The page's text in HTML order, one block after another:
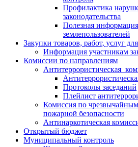
Профилактика
законодательства
Полезная
землепользователей
Закупки товаров, работ, услуг
Информация участникам
Комиссии по направлениям
Антитеррористическая
Протоколы заседаний
Плейлист
Комиссия по
пожарной безопасности
Антинаркотическая
Открытый бюджет
Муниципальный контроль